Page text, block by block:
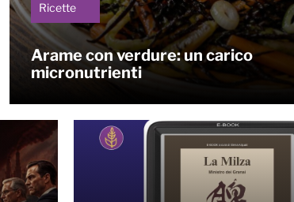
Ricette
Arame con verdure: un carico
micronutrienti